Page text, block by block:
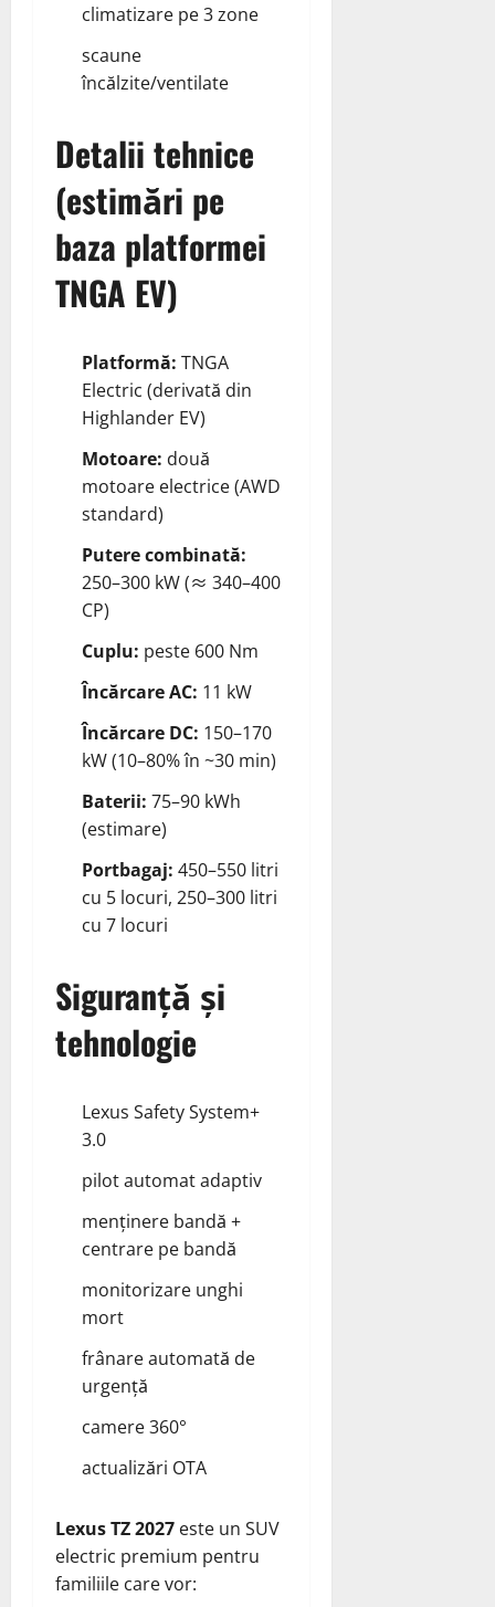
climatizare pe 3 zone
scaune
încălzite/ventilate
Detalii tehnice
(estimări pe
baza platformei
TNGA EV)
Platformă: TNGA
Electric (derivată din
Highlander EV)
Motoare: două
motoare electrice (AWD
standard)
Putere combinată:
250–300 kW (≈ 340–400
CP)
Cuplu: peste 600 Nm
Încărcare AC: 11 kW
Încărcare DC: 150–170
kW (10–80% în ~30 min)
Baterii: 75–90 kWh
(estimare)
Portbagaj: 450–550 litri
cu 5 locuri, 250–300 litri
cu 7 locuri
Siguranță și
tehnologie
Lexus Safety System+
3.0
pilot automat adaptiv
menținere bandă +
centrare pe bandă
monitorizare unghi
mort
frânare automată de
urgență
camere 360°
actualizări OTA
Lexus TZ 2027 este un SUV
electric premium pentru
familiile care vor: